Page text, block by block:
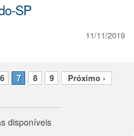
SP
11/11/2019
6 7 8 9
Próximo ›
disponíveis